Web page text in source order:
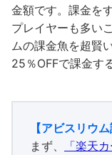
金額です。課金を
プレイヤーも多い
ムの課金魚を超賢
25％OFFで課金す
【アビスリウ
まず、
「楽天カ